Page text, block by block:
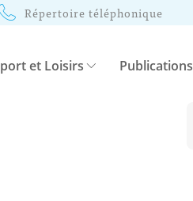
Répertoire téléphonique
et Loisirs Publications